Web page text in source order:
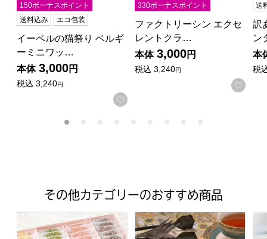
150ボーナスポイント
送料込み
エコ包装
イーペルの猫祭り ベルギ
ーミニワッ…
本体 3,000円
税込 3,240円
お気に入りに登録する
330ボーナスポイント
ファクトリーシン エクセ
レントクラ…
本体 3,000円
税込 3,240円
お気
送
訳
ン
本
税
その他カテゴリーのおすすめ商品
神戸モリーママ ラスク・グランギフト＜4種詰合せ＞【年
神戸スイーツポート 港の風に